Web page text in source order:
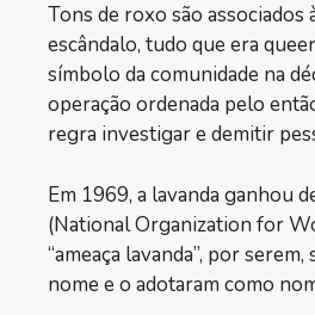
Tons de roxo são associados
escândalo, tudo que era
símbolo da comunidade na
operação ordenada pelo
regra investigar e demitir
Em 1969, a lavanda ganhou
(National Organization for
“ameaça lavanda”, por
nome e o adotaram como